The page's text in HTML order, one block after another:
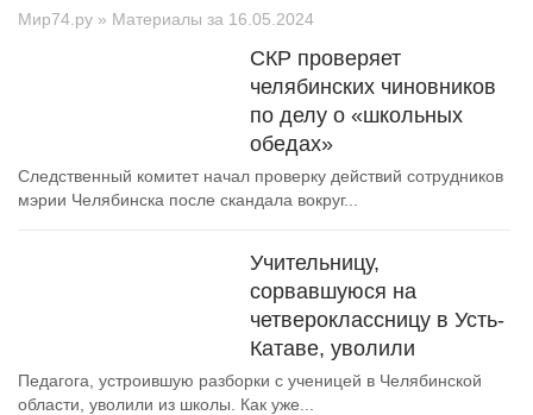
Мир74.ру » Материалы за 16.05.2024
СКР проверяет
челябинских чиновников
по делу о «школьных
обедах»
Следственный комитет начал проверку действий сотрудников
мэрии Челябинска после скандала вокруг...
Учительницу,
сорвавшуюся на
четвероклассницу в Усть-
Катаве, уволили
Педагога, устроившую разборки с ученицей в Челябинской
области, уволили из школы. Как уже...